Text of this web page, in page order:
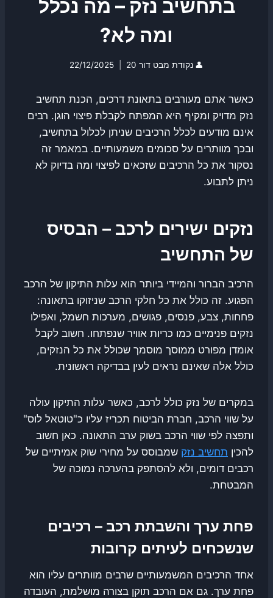
בתחשיב נזק – מה נכלל
ומה לא?
👤 נקודת מבט דור 20 22/12/2025
כאשר אתם מעורבים בתאונת דרכים, הכנת תחשיב
נזק מדויק ומקיף היא המפתח לקבלת פיצוי הוגן. רבים
אינם מודעים לכלל הרכיבים שניתן לכלול בתחשיב,
ובכך מוותרים על סכומים משמעותיים. במאמר זה
נסקור את כל הרכיבים שזכאים לפיצוי ומה בדיוק לא
ניתן לתבוע.
נזקים ישירים לרכב – הבסיס
של התחשיב
הרכיב הברור והמיידי ביותר הוא עלות התיקון של הרכב
הפגוע. זה כולל את כל חלקי הרכב שניזוקו בתאונה:
פחחות, צבע, פנסים, פגושים, מערכות חשמל, ואפילו
נזקים פנימיים כמו כריות אוויר שנפתחו. חשוב לקבל
אומדן מפורט ממוסך מוסמך שכולל את כל הנזקים,
כולל אלה שאינם נראים לעין בבדיקה ראשונית.
במקרים של נזק כולל לרכב, כאשר עלות התיקון עולה
על שווי הרכב, חברת הביטוח תכריז עליו כ"טוטאל לוס"
ותפצה לפי שווי הרכב בשוק ערב התאונה. כאן חשוב
להכין תחשיב נזק שמבוסס על מחירי שוק אמיתיים של
רכבים דומים, ולא להסתפק בהערכה נמוכה של
המבטחת.
פחת ערך והשבתת רכב – רכיבים
שנשכחים לעיתים קרובות
אחד הרכיבים המשמעותיים שרבים מוותרים עליו הוא
פחת ערך. גם אם הרכב תוקן בצורה מושלמת, העובדה